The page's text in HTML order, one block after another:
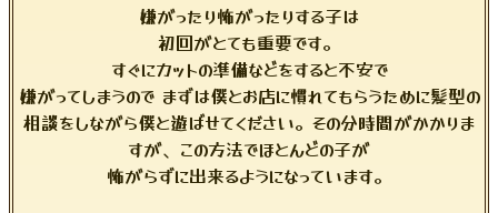
嫌がったり怖がったりする子は
初回がとても重要です。
すぐにカットの準備などをすると不安で
嫌がってしまうので まずは僕とお店に慣れてもらうために髪型の
相談をしながら僕と遊ばせてください。その分時間がかかりま
すが、この方法でほとんどの子が
怖がらずに出来るようになっています。